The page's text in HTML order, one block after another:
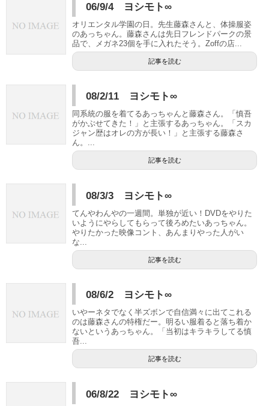
06/9/4 ヨシモト∞
オリエンタル学園の日。先生藤森さんと、体操服姿
のあっちゃん。藤森さんは先日フレンドパークの景
品で、メガネ23個を手に入れたそう。Zoffの店...
記事を読む
08/2/11 ヨシモト∞
同系統の服を着てるあっちゃんと藤森さん。「慎吾
がかぶせてきた！」と主張するあっちゃん。「スカ
ジャン歴はオレの方が長い！」と主張する藤森さ
ん。...
記事を読む
08/3/3 ヨシモト∞
てんやわんやの一週間。単独が近い！DVDをやりた
いようにやらしてもらって後ろめたいあっちゃん。
やりたかった映像コント、あんまりやった人がい
な...
記事を読む
08/6/2 ヨシモト∞
いやーネタでなく半ズボンで自信満々に出てこれる
のは藤森さんの特権だー。明るい服着ると落ち着か
ないというあっちゃん。「当初はキラキラしてる慎
吾...
記事を読む
06/8/22 ヨシモト∞